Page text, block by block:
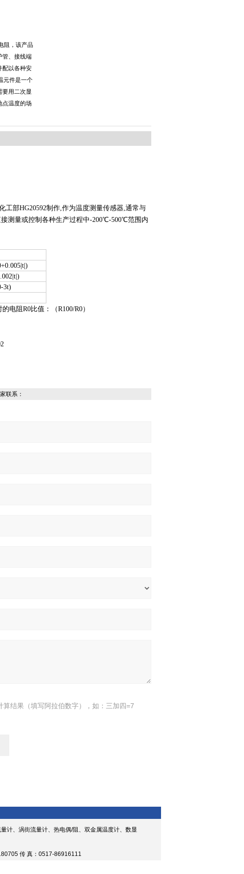
阻，该产品
管、接线端
配以各种安
元件是一个
要用二次显
点温度的场
工部HG20592制作,作为温度测量传感器,通常与
测量或控制各种生产过程中-200℃-500℃范围内
3t)
电阻R0比值：（R100/R0）
联系：
算结果（填写阿拉伯数字），如：三加四=7
计、涡街流量计、热电偶/阻、双金属温度计、数显
传 真：0517-86916111